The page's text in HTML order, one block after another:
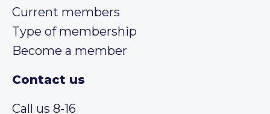
Current members
Type of membership
Become a member
Contact us
Call us 8-16